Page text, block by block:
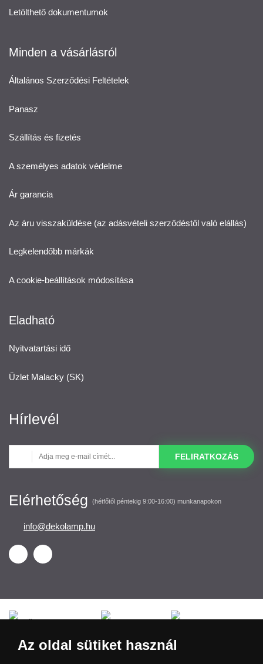
Letölthető dokumentumok
Minden a vásárlásról
Általános Szerződési Feltételek
Panasz
Szállítás és fizetés
A személyes adatok védelme
Ár garancia
Az áru visszaküldése (az adásvételi szerződéstől való elállás)
Legkelendőbb márkák
A cookie-beállítások módosítása
Eladható
Nyitvatartási idő
Üzlet Malacky (SK)
Hírlevél
FELIRATKOZÁS
Elérhetőség (hétfőtől péntekig 9:00-16:00) munkanapokon
info@dekolamp.hu
Az oldal sütiket használ